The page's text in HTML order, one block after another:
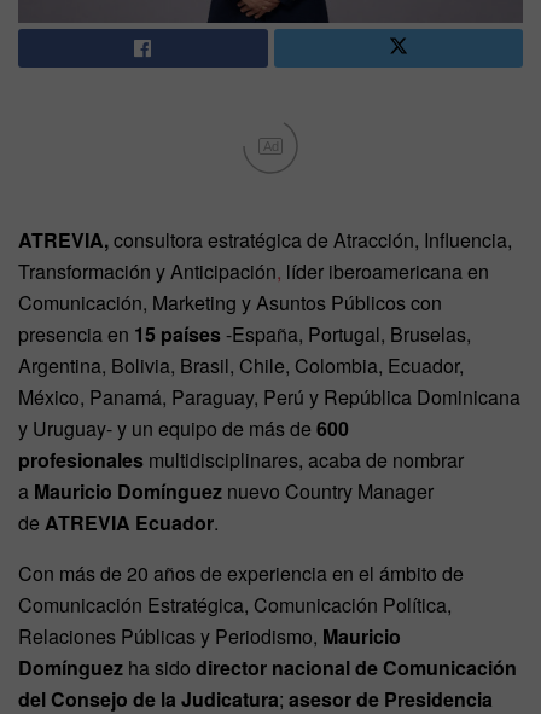
Ad
ATREVIA,consultora estratégica de Atracción, Influencia,
Transformación y Anticipación, líder iberoamericana en
Comunicación, Marketing y Asuntos Públicos con
presencia en 15 países -España, Portugal, Bruselas,
Argentina, Bolivia, Brasil, Chile, Colombia, Ecuador,
México, Panamá, Paraguay, Perú y República Dominicana
y Uruguay- y un equipo de más de 600
profesionales multidisciplinares, acaba de nombrar
a Mauricio Domínguez nuevo Country Manager
de ATREVIA Ecuador.
Con más de 20 años de experiencia en el ámbito de
Comunicación Estratégica, Comunicación Política,
Relaciones Públicas y Periodismo, Mauricio
Domínguez ha sido director nacional de Comunicación
del Consejo de la Judicatura; asesor de Presidencia